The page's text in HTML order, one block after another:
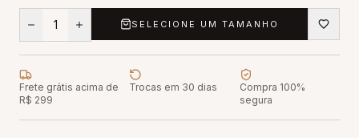
1 SELECIONE UM TAMANHO
Frete grátis acima de
R$ 299
Trocas em 30 dias
Compra 100%
segura